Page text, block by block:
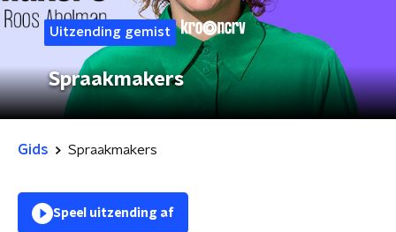
Uitzending gemist
Spraakmakers
Gids Spraakmakers
Speel uitzending af